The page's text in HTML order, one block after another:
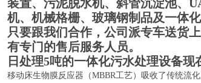
装置、污泥脱水机、斜管沉淀池、
机、机械格栅、玻璃钢制品及一体化
只要跟我们合作，公司派专车送货
有专门的售后服务人员。
日处理5吨的一体化污水处理设备现
移动床生物膜反应器（MBBR工艺）吸收了传统流